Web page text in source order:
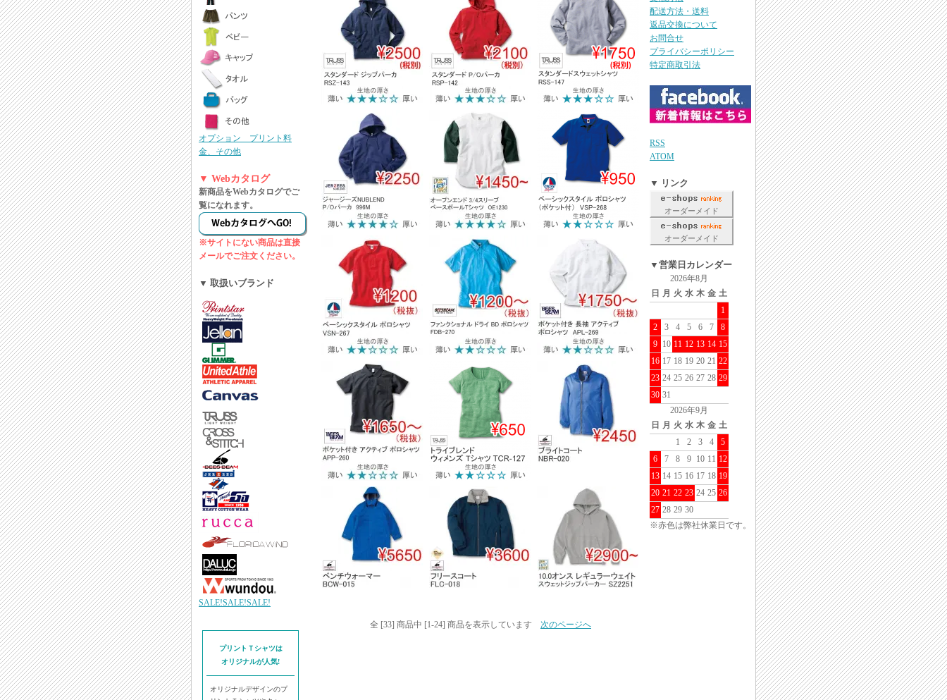
全 [33] 商品中 [1-24] 商品を表示しています 次のページへ
オプション プリント料
金、その他
▼ Webカタログ
新商品をWebカタログでご
覧になれます。
※サイトにない商品は直接
メールでご注文ください。
▼ 取扱いブランド
SALE!SALE!SALE!
プリントＴシャツは
オリジナルが人気!
オリジナルデザインのプ
配送方法・送料
返品交換について
お問合せ
プライバシーポリシー
特定商取引法
RSS
ATOM
▼ リンク
オーダーメイド
オーダーメイド
▼営業日カレンダー
2026年8月
日
月 火 水 木 金 土
1
2
3 4 5 6 7
8
9 10 11 12 13 14 15
16 17 18 19 20 21 22
23 24 25 26 27 28 29
30 31
2026年9月
日
月 火 水 木 金 土
1
2 3 4
5
6
7 8 9 10 11 12
13 14 15 16 17 18 19
20 21 22 23 24 25 26
27 28 29 30
※赤色は弊社休業日です。